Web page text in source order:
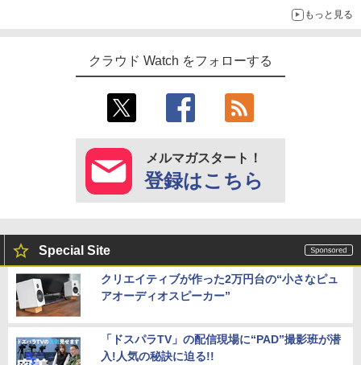
もっと見る
クラウド Watch をフォローする
メルマガスタート！
登録はこちら
Special Site
クリエイティブが作った2万円台の“小さなピュ
アオーディオスピーカー”
「ドスパラTV」の配信現場に“PAD”撮影班が潜
入!人気の秘訣に迫る!!